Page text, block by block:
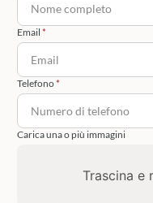
Email
Telefono
Carica una o più immagini
Trascina e